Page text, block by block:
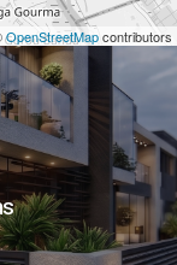
OpenStreetMapcontributors